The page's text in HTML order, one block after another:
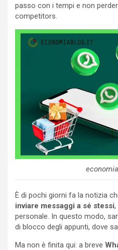
passo con i tempi e non
competitors.
È di pochi giorni fa la notizia
inviare messaggi a sé stessi,
personale. In questo modo,
di blocco degli appunti, dove
Ma non è finita qui: a breve